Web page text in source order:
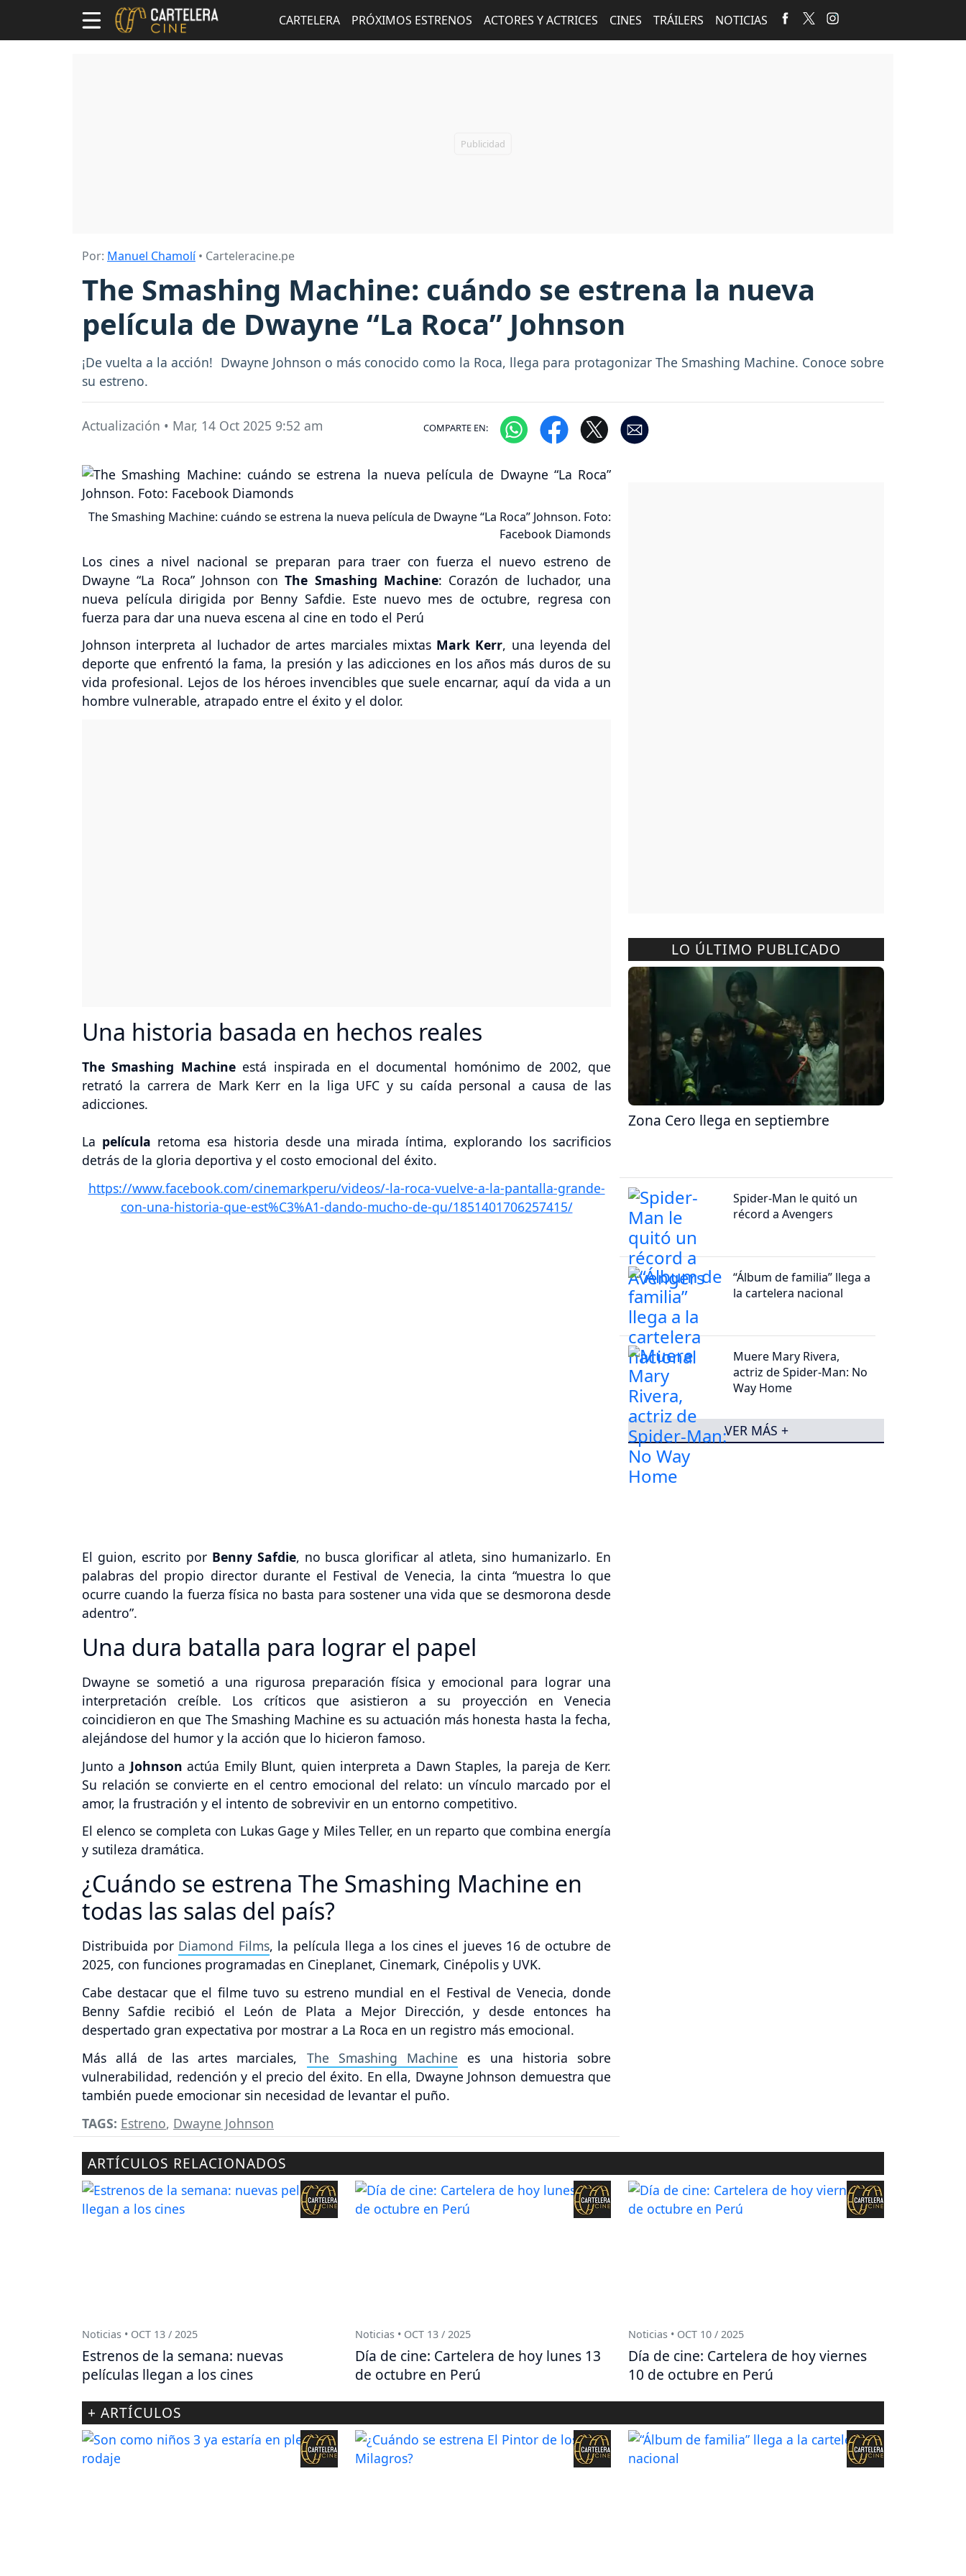
CARTELERA PRÓXIMOS ESTRENOS ACTORES Y ACTRICES CINES TRÁILERS NOTICIAS
Por: Manuel Chamolí• Carteleracine.pe
The Smashing Machine: cuándo se estrena la nueva
película de Dwayne “La Roca” Johnson
¡De vuelta a la acción! Dwayne Johnson o más conocido como la Roca, llega para protagonizar The Smashing Machine. Conoce sobre
su estreno.
Actualización • Mar, 14 Oct 2025 9:52 am COMPARTE EN:
The Smashing Machine: cuándo se estrena la nueva película de Dwayne “La Roca” Johnson. Foto:
Facebook Diamonds
Los cines a nivel nacional se preparan para traer con fuerza el nuevo estreno de
Dwayne “La Roca” Johnson conThe Smashing Machine: Corazón de luchador, una
nueva película dirigida por Benny Safdie. Este nuevo mes de octubre, regresa con
fuerza para dar una nueva escena al cine en todo el Perú
Johnson interpreta al luchador de artes marciales mixtas Mark Kerr, una leyenda del
deporte que enfrentó la fama, la presión y las adicciones en los años más duros de su
vida profesional. Lejos de los héroes invencibles que suele encarnar, aquí da vida a un
hombre vulnerable, atrapado entre el éxito y el dolor.
Una historia basada en hechos reales
The Smashing Machine está inspirada en el documental homónimo de 2002, que
retrató la carrera de Mark Kerr en la liga UFC y su caída personal a causa de las
adicciones.
La película retoma esa historia desde una mirada íntima, explorando los sacrificios
detrás de la gloria deportiva y el costo emocional del éxito.
https://www.facebook.com/cinemarkperu/videos/-la-roca-vuelve-a-la-pantalla-grande-
con-una-historia-que-est%C3%A1-dando-mucho-de-qu/1851401706257415/
El guion, escrito por Benny Safdie, no busca glorificar al atleta, sino humanizarlo. En
palabras del propio director durante el Festival de Venecia, la cinta “muestra lo que
ocurre cuando la fuerza física no basta para sostener una vida que se desmorona desde
adentro”.
Una dura batalla para lograr el papel
Dwayne se sometió a una rigurosa preparación física y emocional para lograr una
interpretación creíble. Los críticos que asistieron a su proyección en Venecia
coincidieron en que The Smashing Machine es su actuación más honesta hasta la fecha,
alejándose del humor y la acción que lo hicieron famoso.
Junto a Johnsonactúa Emily Blunt, quien interpreta a Dawn Staples, la pareja de Kerr.
Su relación se convierte en el centro emocional del relato: un vínculo marcado por el
amor, la frustración y el intento de sobrevivir en un entorno competitivo.
El elenco se completa con Lukas Gage y Miles Teller, en un reparto que combina energía
y sutileza dramática.
¿Cuándo se estrena The Smashing Machine en
todas las salas del país?
Distribuida por Diamond Films, la película llega a los cines el jueves 16 de octubre de
2025, con funciones programadas en Cineplanet, Cinemark, Cinépolis y UVK.
Cabe destacar que el filme tuvo su estreno mundial en el Festival de Venecia, donde
Benny Safdie recibió el León de Plata a Mejor Dirección, y desde entonces ha
despertado gran expectativa por mostrar a La Roca en un registro más emocional.
Más allá de las artes marciales, The Smashing Machine es una historia sobre
vulnerabilidad, redención y el precio del éxito. En ella, Dwayne Johnson demuestra que
también puede emocionar sin necesidad de levantar el puño.
TAGS: Estreno, Dwayne Johnson
LO ÚLTIMO PUBLICADO
Zona Cero llega en septiembre
Spider-Man le quitó un
récord a Avengers
“Álbum de familia” llega a
la cartelera nacional
Muere Mary Rivera,
actriz de Spider-Man: No
Way Home
VER MÁS +
ARTÍCULOS RELACIONADOS
Noticias • OCT 13 / 2025
Estrenos de la semana: nuevas
películas llegan a los cines
Noticias • OCT 13 / 2025
Día de cine: Cartelera de hoy lunes 13
de octubre en Perú
Noticias • OCT 10 / 2025
Día de cine: Cartelera de hoy viernes
10 de octubre en Perú
+ ARTÍCULOS